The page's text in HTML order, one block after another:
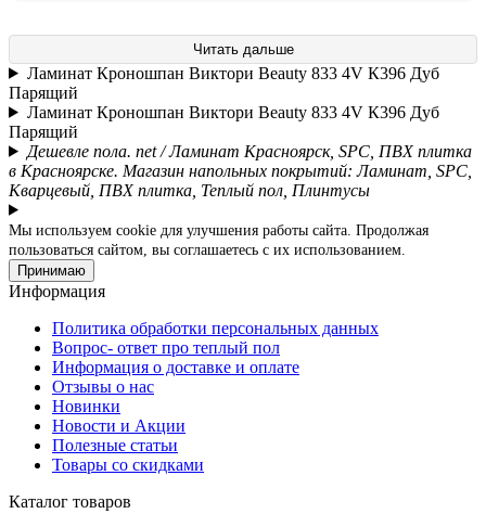
Читать дальше
Ламинат Кроношпан Виктори Beauty 833 4V К396 Дуб
Парящий
Ламинат Кроношпан Виктори Beauty 833 4V К396 Дуб
Парящий
Дешевле пола. net / Ламинат Красноярск, SPC, ПВХ плитка
в Красноярске. Магазин напольных покрытий: Ламинат, SPC,
Кварцевый, ПВХ плитка, Теплый пол, Плинтусы
Мы используем cookie для улучшения работы сайта. Продолжая
пользоваться сайтом, вы соглашаетесь с их использованием.
Принимаю
Информация
Политика обработки персональных данных
Вопрос- ответ про теплый пол
Информация о доставке и оплате
Отзывы о нас
Новинки
Новости и Акции
Полезные статьи
Товары со скидками
Каталог товаров